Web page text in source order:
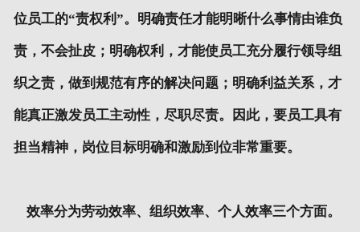
位员工的“责权利”。明确责任才能明晰什么事情由谁负
责，不会扯皮；明确权利，才能使员工充分履行领导组
织之责，做到规范有序的解决问题；明确利益关系，才
能真正激发员工主动性，尽职尽责。因此，要员工具有
担当精神，岗位目标明确和激励到位非常重要。
效率分为劳动效率、组织效率、个人效率三个方面。